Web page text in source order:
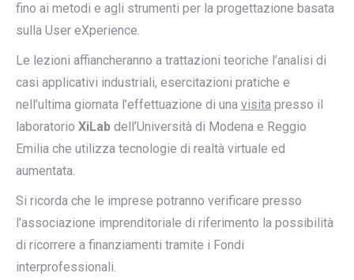
fino ai metodi e agli strumenti per la progettazione basata
sulla User eXperience.
Le lezioni affiancheranno a trattazioni teoriche l’analisi di
casi applicativi industriali, esercitazioni pratiche e
nell’ultima giornata l’effettuazione di una visita presso il
laboratorio XiLab dell’Università di Modena e Reggio
Emilia che utilizza tecnologie di realtà virtuale ed
aumentata.
Si ricorda che le imprese potranno verificare presso
l’associazione imprenditoriale di riferimento la possibilità
di ricorrere a finanziamenti tramite i Fondi
interprofessionali.